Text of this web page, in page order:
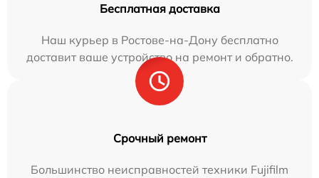
Бесплатная доставка
Наш курьер в Ростове-на-Дону бесплатно
доставит ваше устройство на ремонт и обратно.
Срочный ремонт
Большинство неисправностей техники Fujifilm